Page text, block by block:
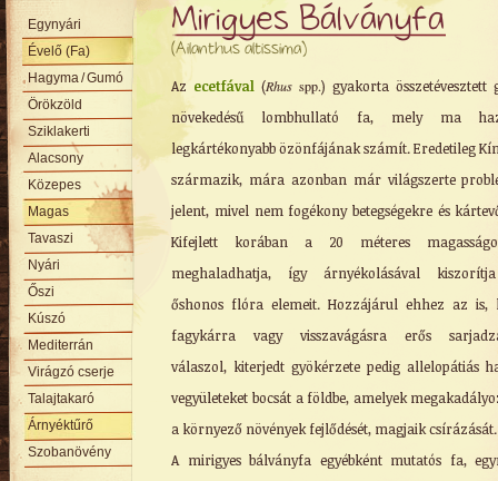
Mirigyes Bálványfa
(Ailanthus altissima)
Az ecetfával (Rhus spp.) gyakorta összetévesztett
növekedésű lombhullató fa, mely ma
legkártékonyabb özönfájának számít. Eredetileg
származik, mára azonban már világszerte
jelent, mivel nem fogékony betegségekre és
Kifejlett korában a 20 méteres
meghaladhatja, így árnyékolásával
őshonos flóra elemeit. Hozzájárul ehhez az is,
fagykárra vagy visszavágásra erős
válaszol, kiterjedt gyökérzete pedig allelopátiás
vegyületeket bocsát a földbe, amelyek
a környező növények fejlődését, magjaik csírázását.
A mirigyes bálványfa egyébként mutatós fa,
Egynyári
Évelő (Fa)
Hagyma/ Gumó
Örökzöld
Sziklakerti
Alacsony
Közepes
Magas
Tavaszi
Nyári
Őszi
Kúszó
Mediterrán
Virágzó cserje
Talajtakaró
Árnyéktűrő
Szobanövény